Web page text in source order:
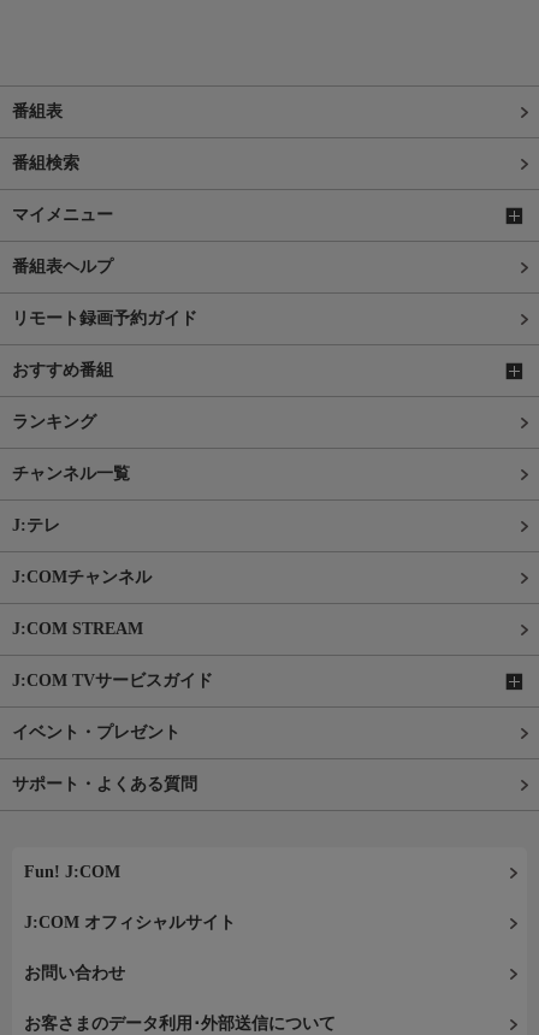
番組表
番組検索
マイメニュー
番組表ヘルプ
リモート録画予約ガイド
おすすめ番組
ランキング
チャンネル一覧
J:テレ
J:COMチャンネル
J:COM STREAM
J:COM TVサービスガイド
イベント・プレゼント
サポート・よくある質問
Fun! J:COM
J:COM オフィシャルサイト
お問い合わせ
お客さまのデータ利用･外部送信について